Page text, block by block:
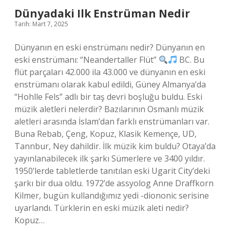
Dünyadaki Ilk Enstrüman Nedir
Tarih: Mart 7, 2025
Dünyanın en eski enstrümanı nedir? Dünyanın en
eski enstrümanı: “Neandertaller Flüt”
BC. Bu
flüt parçaları 42.000 ila 43.000 ve dünyanın en eski
enstrümanı olarak kabul edildi, Güney Almanya’da
“Hohlle Fels” adlı bir taş devri boşluğu buldu. Eski
müzik aletleri nelerdir? Bazılarının Osmanlı müzik
aletleri arasında İslam’dan farklı enstrümanları var.
Buna Rebab, Çeng, Kopuz, Klasik Kemençe, UD,
Tannbur, Ney dahildir. İlk müzik kim buldu? Otaya’da
yayınlanabilecek ilk şarkı Sümerlere ve 3400 yıldır.
1950’lerde tabletlerde tanıtılan eski Ugarit City’deki
şarkı bir dua oldu. 1972’de assyolog Anne Draffkorn
Kilmer, bugün kullandığımız yedi -diononic serisine
uyarlandı. Türklerin en eski müzik aleti nedir?
Kopuz…